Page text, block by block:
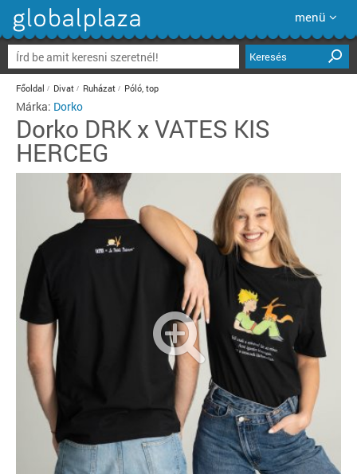
menü
Keresés
Főoldal Divat Ruházat Póló, top
Márka: Dorko
Dorko DRK x VATES KIS
HERCEG